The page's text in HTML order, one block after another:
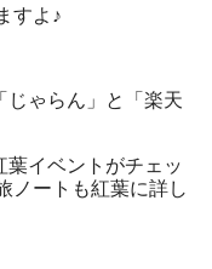
すよ♪
じゃらん」と「楽天
葉イベントがチェッ
ノートも紅葉に詳し